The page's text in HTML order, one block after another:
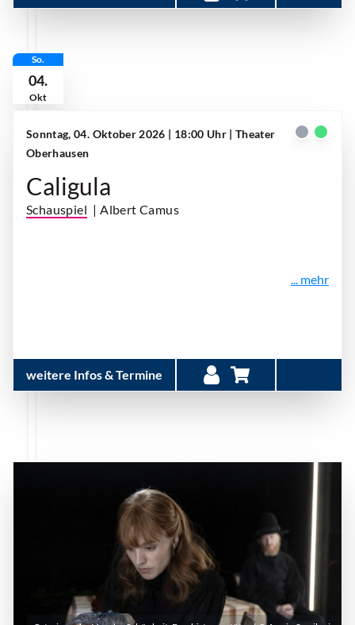
So.
04.
Okt
Sonntag, 04. Oktober 2026 | 18:00 Uhr | Theater
Oberhausen
Caligula
Schauspiel | Albert Camus
... mehr
weitere Infos & Termine